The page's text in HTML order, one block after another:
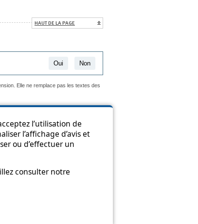
l’utilisation de
l’affichage d’avis et
ou d’effectuer un
consulter notre
HAUT DE LA PAGE
Oui Non
Elle ne remplace pas les textes des